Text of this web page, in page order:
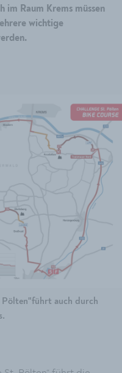
im Raum Krems müssen
wichtige
Pölten"führt auch durch